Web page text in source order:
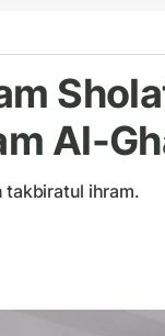
Al-
takbiratul ihram.